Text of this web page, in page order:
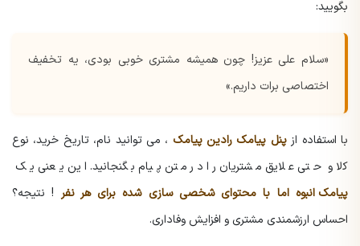
بگویید:
«سلام علی عزیز! چون همیشه مشتری خوبی بودی، یه تخفیف
اختصاصی برات داریم.»
با استفاده ازپنل پیامک رادین پیامک ، می توانید نام، تاریخ خرید، نوع
کالا و حتی علایق مشتریان را در متن پیام بگنجانید. این یعنی یک
پیامک انبوه اما با محتوای شخصی سازی شده برای هر نفر ! نتیجه؟
احساس ارزشمندی مشتری و افزایش وفاداری.